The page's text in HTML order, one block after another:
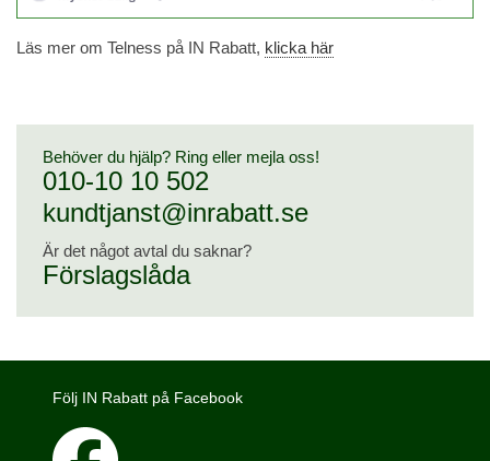
Läs mer om Telness på IN Rabatt, klicka här
Behöver du hjälp? Ring eller mejla oss!
010-10 10 502
kundtjanst@inrabatt.se
Är det något avtal du saknar?
Förslagslåda
Följ IN Rabatt på Facebook